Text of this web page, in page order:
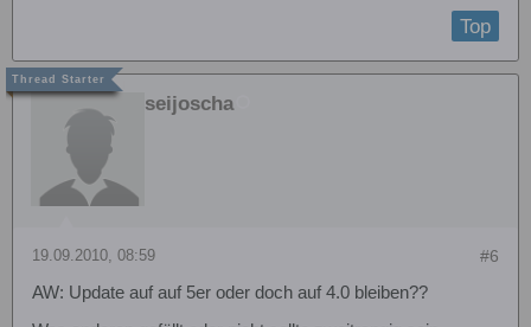
Top
seijoscha
#6
19.09.2010, 08:59
AW: Update auf auf 5er oder doch auf 4.0 bleiben??